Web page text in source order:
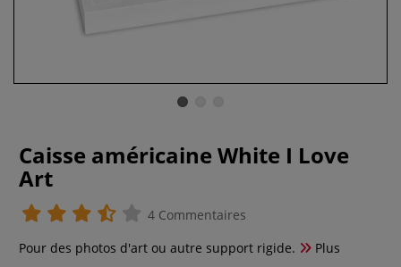
Caisse américaine White I Love
Art
4 Commentaires
Pour des photos d'art ou autre support rigide.
Plus